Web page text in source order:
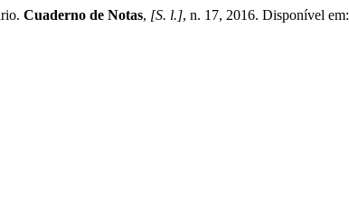
Cuaderno de Notas, [S. l.], n. 17, 2016. Disponível em: